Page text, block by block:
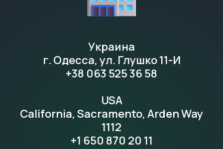
Украина
г. Одесса, ул. Глушко 11-И
+38 063 525 36 58
USA
California, Sacramento, Arden Way
1112
+1 650 870 20 11